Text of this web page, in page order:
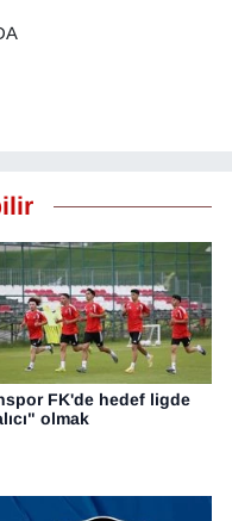
FK'de hedef ligde
olmak